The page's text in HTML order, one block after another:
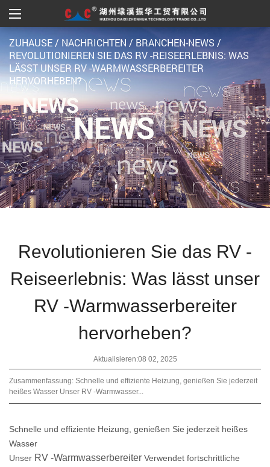
ZUHAUSE / NACHRICHTEN / BRANCHEN-NEWS /
REVOLUTIONIEREN SIE DAS RV -REISEERLEBNIS: WAS
LÄSST UNSER RV -WARMWASSERBEREITER
HERVORHEBEN?
Revolutionieren Sie das RV -
Reiseerlebnis: Was lässt unser
RV -Warmwasserbereiter
hervorheben?
Aktualisieren:08 02, 2025
Zusammenfassung: Schnelle und effiziente Heizung, genießen Sie jederzeit
heißes Wasser Unser RV -Warmwasser...
Schnelle und effiziente Heizung, genießen Sie jederzeit heißes
Wasser
Unser RV -Warmwasserbereiter Verwendet fortschrittliche